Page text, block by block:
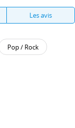
Les avis
Pop / Rock